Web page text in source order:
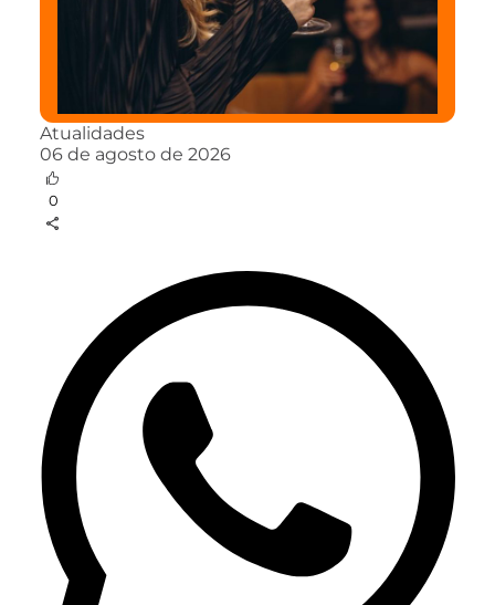
Atualidades
06 de agosto de 2026
0